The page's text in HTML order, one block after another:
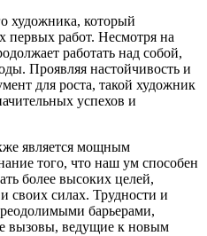
художника, который
первых работ. Несмотря на
работать над собой,
Проявляя настойчивость и
для роста, такой художник
успехов и
является мощным
того, что наш ум способен
более высоких целей,
своих силах. Трудности и
барьерами,
вызовы, ведущие к новым